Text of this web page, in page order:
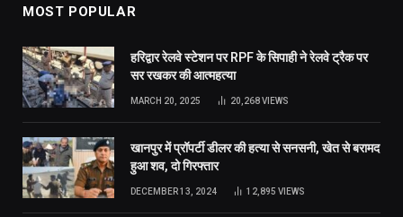
MOST POPULAR
हरिद्वार रेलवे स्टेशन पर RPF के सिपाही ने रेलवे ट्रैक पर
सर रखकर की आत्महत्या
MARCH 20, 2025 20,268VIEWS
खानपुर में प्रॉपर्टी डीलर की हत्या से सनसनी, खेत से बरामद
हुआ शव, दो गिरफ्तार
DECEMBER 13, 2024 12,895 VIEWS